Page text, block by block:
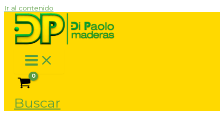
Ir al contenido
Buscar